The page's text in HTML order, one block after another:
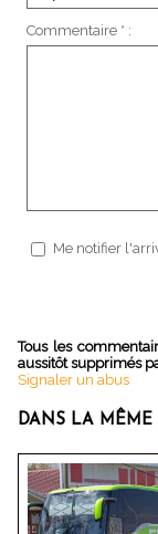
Commentaire * :
Me notifier
Tous les
aussitôt supprimés
Signaler un abus
DANS LA MÊME